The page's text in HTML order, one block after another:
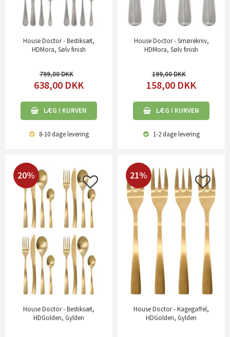
House Doctor - Bestiksæt,
HDMora, Sølv finish
799,00
638,00 DKK
LÆG I KURVEN
8-10 dagelevering
House Doctor - Smørekniv,
HDMora, Sølv finish
199,00
158,00 DKK
LÆG I KURVEN
1-2 dagelevering
20%
House Doctor - Bestiksæt,
HDGolden, Gylden
21%
House Doctor - Kagegaffel,
HDGolden, Gylden